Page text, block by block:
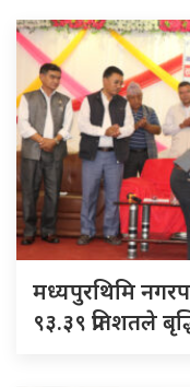
मध्यपुरथिमि
९३.३९ प्रतिशतले